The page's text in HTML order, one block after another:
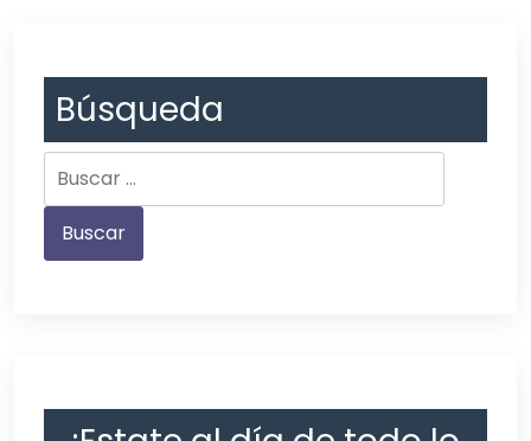
Búsqueda